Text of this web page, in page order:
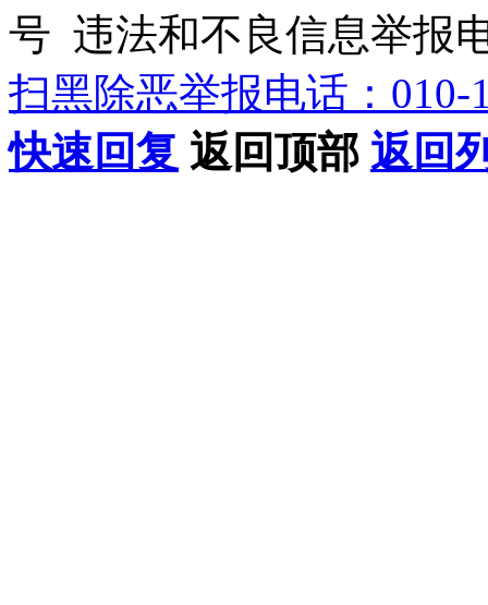
号 违法和不良信息举报
扫黑除恶举报电话：010-
快速回复 返回顶部 返回